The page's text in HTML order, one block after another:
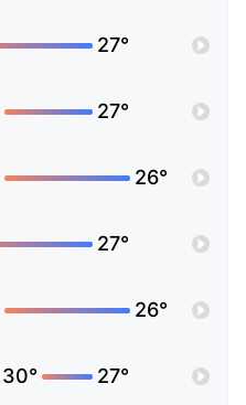
27°
27°
26°
27°
26°
30° 27°